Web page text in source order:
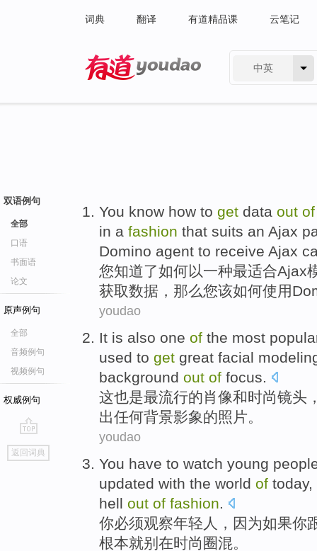
词典 翻译 有道精品课 云笔记
中英
双语例句
全部
口语
书面语
论文
原声例句
全部
音频例句
视频例句
权威例句
go
top
返回词典
You know how to get data out of
in a fashion that suits an Ajax
Domino agent to receive Ajax
您知道了如何以一种最适合Ajax
获取数据 ， 那么您该如何使用
youdao
It is also one of the most
used to get great facial
background out of focus.
这也是最流行的肖像和时尚镜头
出任何背景影象的照片。
youdao
You have to watch young
updated with the world of today,
hell out of fashion
你必须观察年轻人 ， 因为如果你
根本就别在时尚圈混 。